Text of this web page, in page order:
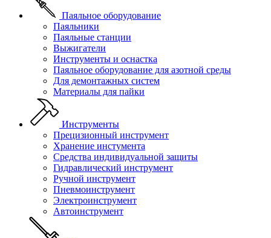
Паяльное оборудование
Паяльники
Паяльные станции
Выжигатели
Инструменты и оснастка
Паяльное оборудование для азотной среды
Для демонтажных систем
Материалы для пайки
Инструменты
Прецизионный инструмент
Хранение инстумента
Средства индивидуальной защиты
Гидравлический инструмент
Ручной инструмент
Пневмоинструмент
Электроинструмент
Автоинструмент